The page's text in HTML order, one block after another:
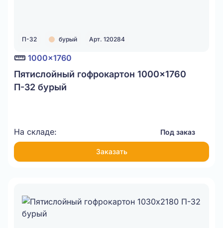
П-32 бурый Арт. 120284
1000x1760
Пятислойный гофрокартон 1000x1760
П-32 бурый
На складе: Под заказ
Заказать